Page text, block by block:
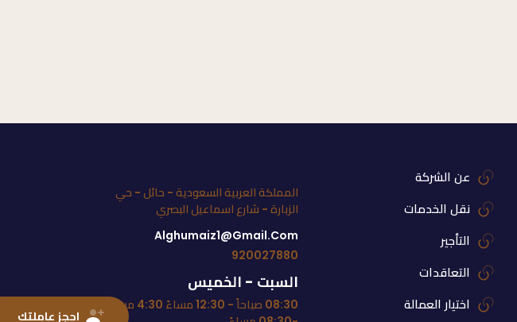
احجز عاملتك
عن الشركة
نقل الخدمات
التأجير
التعاقدات
اختيار العمالة
المملكة العربية السعودية - حائل - حي
الزبارة - شارع اسماعيل البصري
Alghumaiz1@gmail.com
920027880
السبت - الخميس
08:30 صباحاً - 12:30 مساءً 4:30 مساءً